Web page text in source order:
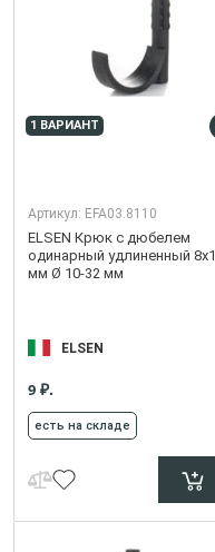
1 ВАРИАНТ
Артикул: EFA03.8110
ELSEN Крюк с дюбелем
одинарный удлиненный
мм Ø 10-32 мм
ELSEN
9 ₽.
есть на складе